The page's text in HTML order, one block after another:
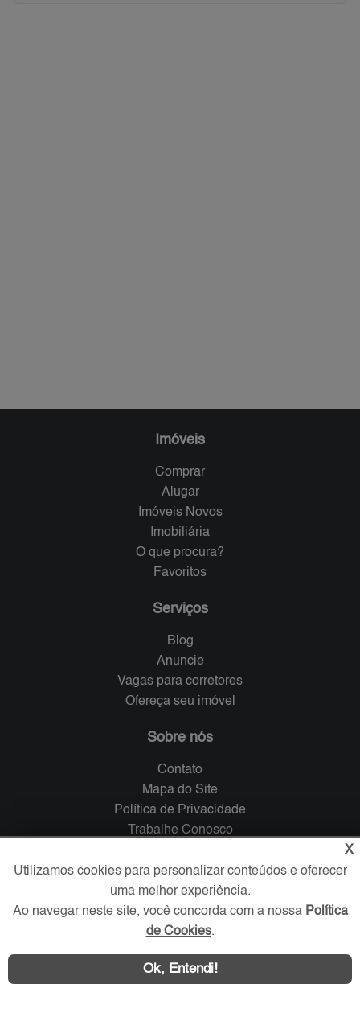
Imóveis
Comprar
Alugar
Imóveis Novos
Imobiliária
O que procura?
Favoritos
Serviços
Blog
Anuncie
Vagas para corretores
Ofereça seu imóvel
Sobre nós
Contato
Mapa do Site
Política de Privacidade
Trabalhe Conosco
Verificada por
Redes Sociais
X
Utilizamos cookies para personalizar conteúdos e oferecer
uma melhor experiência.
Ao navegar neste site, você concorda com a nossa Política
de Cookies.
Ok, Entendi!